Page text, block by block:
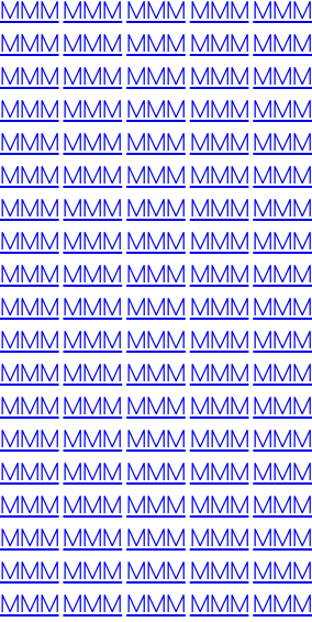
MMMMMM MMM MMMMMM
MMMMMM MMM MMMMMM
MMMMMM MMM MMMMMM
MMMMMM MMM MMMMMM
MMMMMM MMM MMMMMM
MMMMMM MMM MMMMMM
MMMMMM MMM MMMMMM
MMMMMM MMM MMMMMM
MMMMMM MMM MMMMMM
MMMMMM MMM MMMMMM
MMMMMM MMM MMMMMM
MMMMMM MMM MMMMMM
MMMMMM MMM MMMMMM
MMMMMM MMM MMMMMM
MMMMMM MMM MMMMMM
MMMMMM MMM MMMMMM
MMMMMM MMM MMMMMM
MMMMMM MMM MMMMMM
MMMMMM MMM MMMMMM